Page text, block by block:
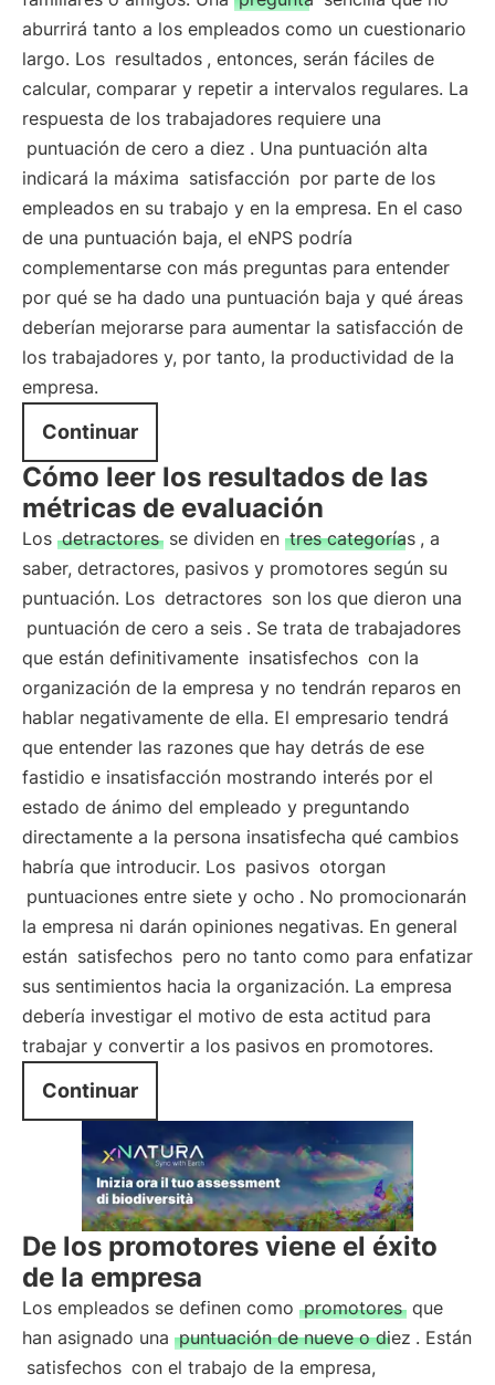
aburrirá tanto a los empleados como un cuestionario
largo. Los resultados , entonces, serán fáciles de
calcular, comparar y repetir a intervalos regulares. La
respuesta de los trabajadores requiere una
puntuación de cero a diez . Una puntuación alta
indicará la máxima satisfacción por parte de los
empleados en su trabajo y en la empresa. En el caso
de una puntuación baja, el eNPS podría
complementarse con más preguntas para entender
por qué se ha dado una puntuación baja y qué áreas
deberían mejorarse para aumentar la satisfacción de
los trabajadores y, por tanto, la productividad de la
empresa.
Continuar
Cómo leer los resultados de las
métricas de evaluación
Los detractores se dividen en tres categorías , a
saber, detractores, pasivos y promotores según su
puntuación. Los detractores son los que dieron una
puntuación de cero a seis . Se trata de trabajadores
que están definitivamente insatisfechos con la
organización de la empresa y no tendrán reparos en
hablar negativamente de ella. El empresario tendrá
que entender las razones que hay detrás de ese
fastidio e insatisfacción mostrando interés por el
estado de ánimo del empleado y preguntando
directamente a la persona insatisfecha qué cambios
habría que introducir. Los pasivos otorgan
puntuaciones entre siete y ocho . No promocionarán
la empresa ni darán opiniones negativas. En general
están satisfechos pero no tanto como para enfatizar
sus sentimientos hacia la organización. La empresa
debería investigar el motivo de esta actitud para
trabajar y convertir a los pasivos en promotores.
Continuar
De los promotores viene el éxito
de la empresa
Los empleados se definen como promotores que
han asignado una puntuación de nueve o diez . Están
satisfechos con el trabajo de la empresa,